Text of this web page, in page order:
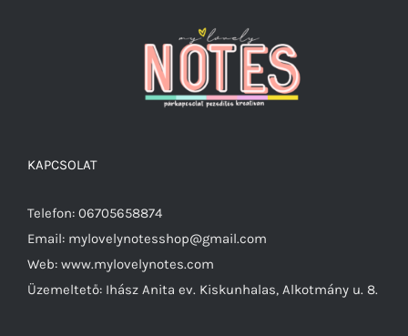
KAPCSOLAT
Telefon: 06705658874
Email: mylovelynotesshop@gmail.com
Web: www.mylovelynotes.com
Üzemeltető: Ihász Anita ev. Kiskunhalas, Alkotmány u. 8.